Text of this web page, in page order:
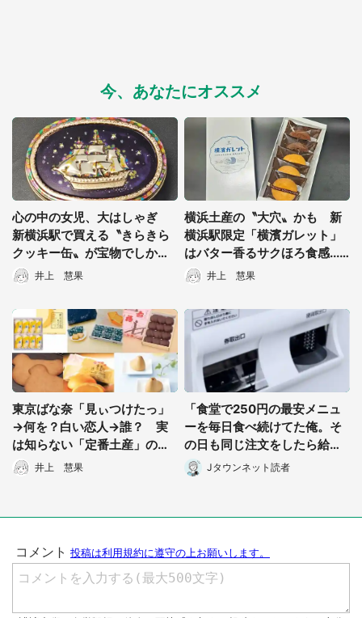
今、あなたにオススメ
心の中の女児、大はしゃぎ
新横浜駅で買える〝きらきら
クッキー缶〟が宝物でしかな
い可愛さ井上 慧果
横浜土産の〝大穴〟かも 新
横浜駅限定「横濱ガレット」
はバター香るサクほろ食感...
嫌いなヤツはいねえよな
ぁ！？
井上 慧果
東京ばな奈「見ぃつけたっ」
→何を？白い恋人→誰？ 実
は知らない「定番土産」のス
トーリー6選
井上 慧果
「食堂で250円の最安メニュ
ーを毎日食べ続けてた俺。そ
の日も同じ注文をしたら給仕
のおばさんが...」（栃木県・5
0代男性）
Jタウンネット読者